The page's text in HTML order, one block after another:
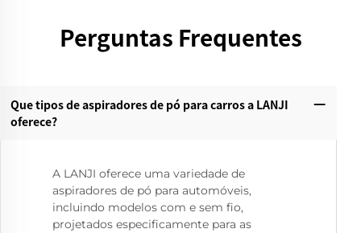
Perguntas Frequentes
Que tipos de aspiradores de pó para carros a LANJI
oferece?
A LANJI oferece uma variedade de
aspiradores de pó para automóveis,
incluindo modelos com e sem fio,
projetados especificamente para as